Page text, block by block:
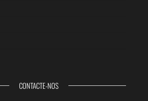
CONTACTE-NOS